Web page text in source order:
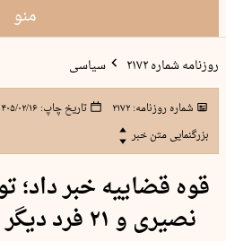
منو
روزنامه شماره ۲۱۷۲ سیاسی
شماره روزنامه:۲۱۷۲ تاریخ چاپ:۱۴۰۵/۰۲/
بزرگنمایی متن خبر
قوه قضاییه خبر داد؛
نصیری و ۲۱ فرد دیگر در استان سمنان